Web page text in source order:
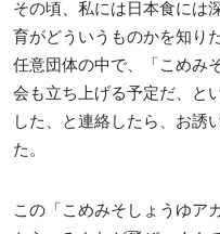
その頃、私には日本食には
育がどういうものかを知り
任意団体の中で、「こめみ
会も立ち上げる予定だ、と
した、と連絡したら、お誘
た。
この「こめみそしょうゆア